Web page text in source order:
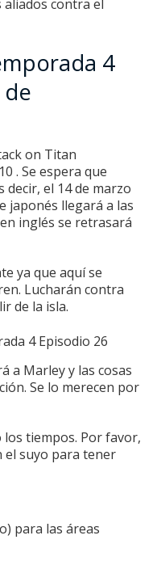
contra el
4
de
on Titan
. Se espera que
el 14 de marzo
japonés llegará a las
inglés se retrasará
ya que aquí se
Lucharán contra
de la isla.
a Marley y las cosas
Se lo merecen por
los tiempos. Por favor,
el suyo para tener
para las áreas